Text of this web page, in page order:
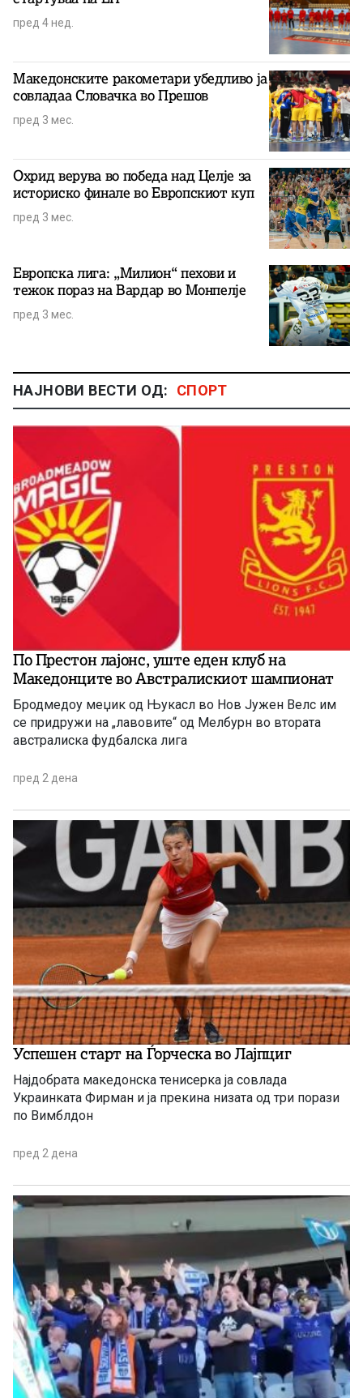
пред 4 нед.
Македонските ракометари убедливо ја
совладаа Словачка во Прешов
пред 3 мес.
Охрид верува во победа над Целје за
историско финале во Европскиот куп
пред 3 мес.
Европска лига: „Милион“ пехови и
тежок пораз на Вардар во Монпелје
пред 3 мес.
НАЈНОВИ ВЕСТИ ОД: СПОРТ
По Престон лајонс, уште еден клуб на
Македонците во Австралискиот шампионат
Бродмедоу меџик од Њукасл во Нов Јужен Велс им
се придружи на „лавовите“ од Мелбурн во втората
австралиска фудбалска лига
пред 2 дена
Успешен старт на Ѓорческа во Лајпциг
Најдобрата македонска тенисерка ја совлада
Украинката Фирман и ја прекина низата од три порази
по Вимблдон
пред 2 дена